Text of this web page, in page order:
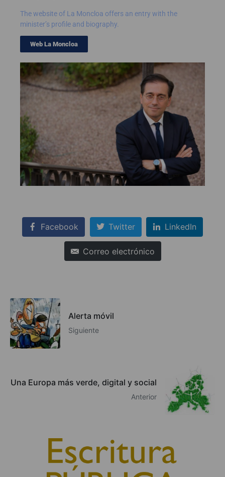
The website of La Moncloa offers an entry with the
minister’s profile and biography.
Web La Moncloa
Facebook Twitter LinkedIn
Correo electrónico
Alerta móvil
Siguiente
Una Europa más verde, digital y social
Anterior